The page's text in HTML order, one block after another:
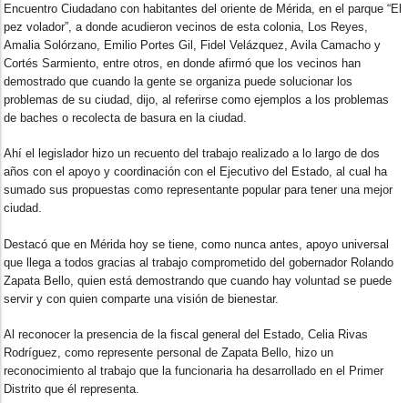
Encuentro Ciudadano con habitantes del oriente de Mérida, en el parque “El
pez volador”, a donde acudieron vecinos de esta colonia, Los Reyes,
Amalia Solórzano, Emilio Portes Gil, Fidel Velázquez, Avila Camacho y
Cortés Sarmiento, entre otros, en donde afirmó que los vecinos han
demostrado que cuando la gente se organiza puede solucionar los
problemas de su ciudad, dijo, al referirse como ejemplos a los problemas
de baches o recolecta de basura en la ciudad.
Ahí el legislador hizo un recuento del trabajo realizado a lo largo de dos
años con el apoyo y coordinación con el Ejecutivo del Estado, al cual ha
sumado sus propuestas como representante popular para tener una mejor
ciudad.
Destacó que en Mérida hoy se tiene, como nunca antes, apoyo universal
que llega a todos gracias al trabajo comprometido del gobernador Rolando
Zapata Bello, quien está demostrando que cuando hay voluntad se puede
servir y con quien comparte una visión de bienestar.
Al reconocer la presencia de la fiscal general del Estado, Celia Rivas
Rodríguez, como represente personal de Zapata Bello, hizo un
reconocimiento al trabajo que la funcionaria ha desarrollado en el Primer
Distrito que él representa.